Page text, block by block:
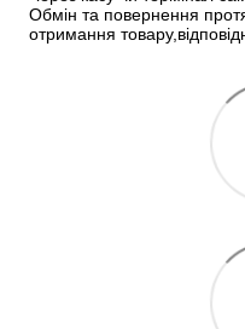
Обмін та повернення
отримання